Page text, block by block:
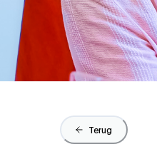
Terug